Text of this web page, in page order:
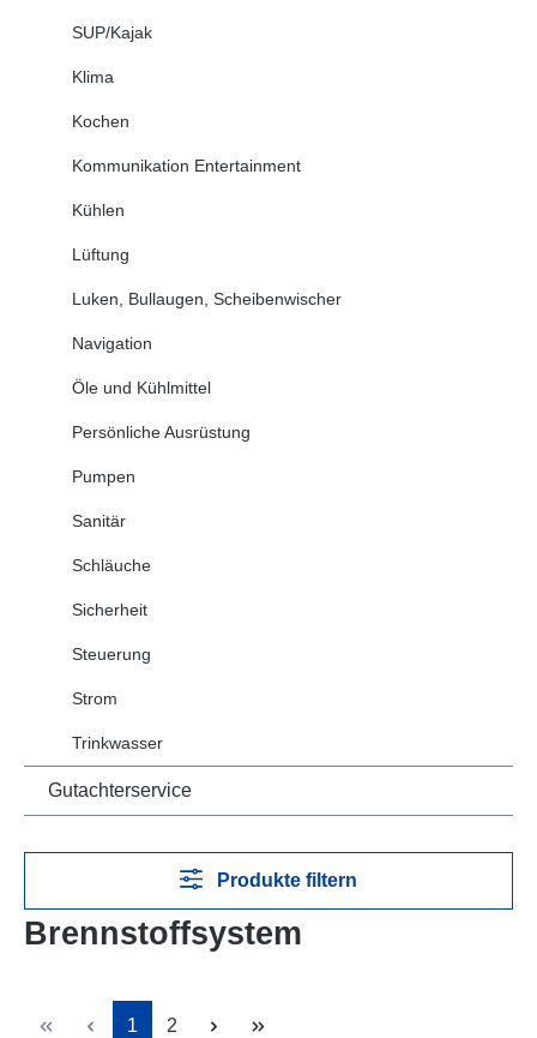
SUP/Kajak
Klima
Kochen
Kommunikation Entertainment
Kühlen
Lüftung
Luken, Bullaugen, Scheibenwischer
Navigation
Öle und Kühlmittel
Persönliche Ausrüstung
Pumpen
Sanitär
Schläuche
Sicherheit
Steuerung
Strom
Trinkwasser
Gutachterservice
Produkte filtern
Brennstoffsystem
Seite
1 Seite
2